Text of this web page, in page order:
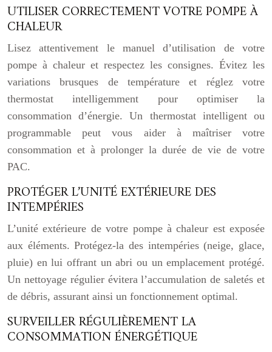
UTILISER CORRECTEMENT VOTRE POMPE À
CHALEUR
Lisez attentivement le manuel d’utilisation de votre
pompe à chaleur et respectez les consignes. Évitez les
variations brusques de température et réglez votre
thermostat intelligemment pour optimiser la
consommation d’énergie. Un thermostat intelligent ou
programmable peut vous aider à maîtriser votre
consommation et à prolonger la durée de vie de votre
PAC.
PROTÉGER L’UNITÉ EXTÉRIEURE DES
INTEMPÉRIES
L’unité extérieure de votre pompe à chaleur est exposée
aux éléments. Protégez-la des intempéries (neige, glace,
pluie) en lui offrant un abri ou un emplacement protégé.
Un nettoyage régulier évitera l’accumulation de saletés et
de débris, assurant ainsi un fonctionnement optimal.
SURVEILLER RÉGULIÈREMENT LA
CONSOMMATION ÉNERGÉTIQUE